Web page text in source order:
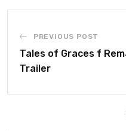
PREVIOUS POST
Tales of Graces f
Trailer